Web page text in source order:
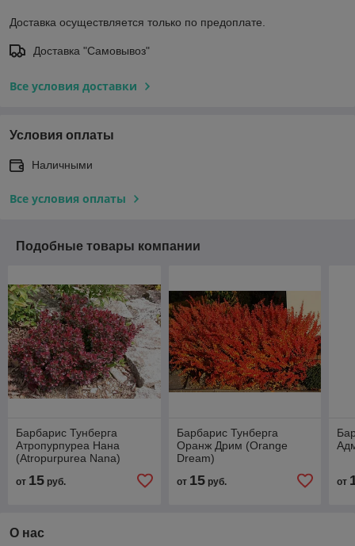
Доставка осуществляется только по предоплате.
Доставка "Самовывоз"
Все условия доставки
Условия оплаты
Наличными
Все условия оплаты
Подобные товары компании
Барбарис Тунберга
Атропурпуреа Нана
(Atropurpurea Nana)
от 15 руб.
Барбарис Тунберга
Оранж Дрим (Orange
Dream)
от 15руб. от
О нас